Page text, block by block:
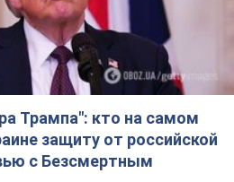
Трампа": кто на самом
защиту от российской
с Безсмертным